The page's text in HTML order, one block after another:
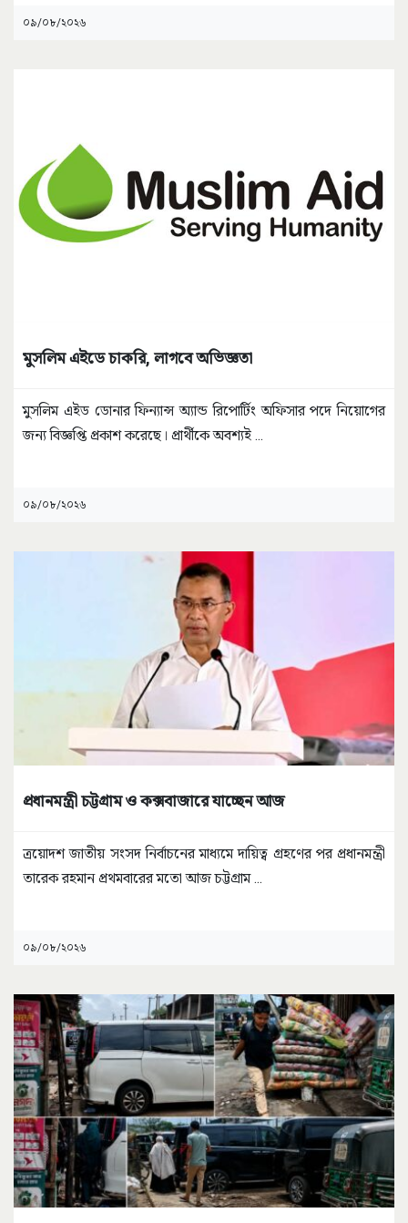
০৯/০৮/২০২৬
মুসলিম এইডে চাকরি, লাগবে অভিজ্ঞতা
মুসলিম এইড ডোনার ফিন্যান্স অ্যান্ড রিপোর্টিং অফিসার পদে নিয়োগের
জন্য বিজ্ঞপ্তি প্রকাশ করেছে। প্রার্থীকে অবশ্যই ...
০৯/০৮/২০২৬
প্রধানমন্ত্রী চট্টগ্রাম ও কক্সবাজারে যাচ্ছেন আজ
ত্রয়োদশ জাতীয় সংসদ নির্বাচনের মাধ্যমে দায়িত্ব গ্রহণের পর প্রধানমন্ত্রী
তারেক রহমান প্রথমবারের মতো আজ চট্টগ্রাম...
০৯/০৮/২০২৬